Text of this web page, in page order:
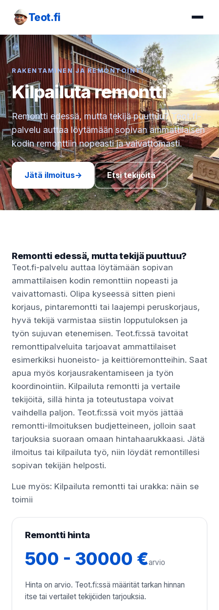
Teot.fi
RAKENTAMINEN JA REMONTOINTI
Kilpailuta remontti
Remontti edessä, mutta tekijä puuttuu? Teot.fi-
palvelu auttaa löytämään sopivan ammattilaisen
kodin remonttiin nopeasti ja vaivattomasti.
Jätä ilmoitus→ Etsi tekijöitä
Remontti edessä, mutta tekijä puuttuu?
Teot.fi-palvelu auttaa löytämään sopivan
ammattilaisen kodin remonttiin nopeasti ja
vaivattomasti. Olipa kyseessä sitten pieni
korjaus, pintaremontti tai laajempi peruskorjaus,
hyvä tekijä varmistaa siistin lopputuloksen ja
työn sujuvan etenemisen. Teot.fi:ssä tavoitat
remonttipalveluita tarjoavat ammattilaiset
esimerkiksi huoneisto- ja keittiöremontteihin. Saat
apua myös korjausrakentamiseen ja työn
koordinointiin. Kilpailuta remontti ja vertaile
tekijöitä, sillä hinta ja toteutustapa voivat
vaihdella paljon. Teot.fi:ssä voit myös jättää
remontti-ilmoituksen budjetteineen, jolloin saat
tarjouksia suoraan omaan hintahaarukkaasi. Jätä
ilmoitus tai kilpailuta työ, niin löydät remontillesi
sopivan tekijän helposti.
Lue myös: Kilpailuta remontti tai urakka: näin se
toimii
Remontti hinta
500 - 30000 €arvio
Hinta on arvio. Teot.fi:ssä määrität tarkan hinnan
itse tai vertailet tekijöiden tarjouksia.